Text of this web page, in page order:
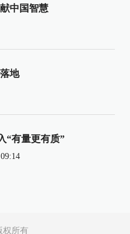
中国智慧
地
“有量更有质”
权所有